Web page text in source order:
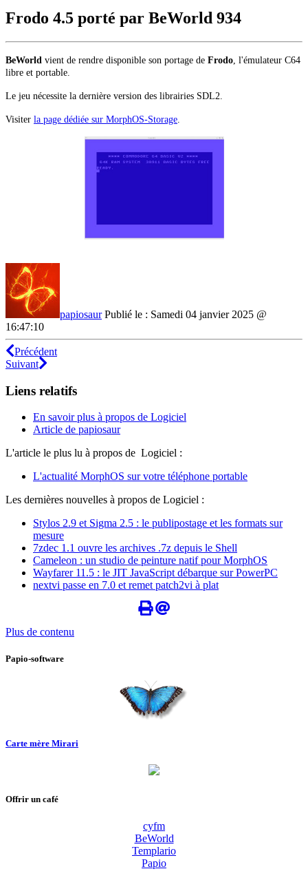
Frodo 4.5 porté par BeWorld 934
BeWorld vient de rendre disponible son portage de Frodo , l'émulateur C64
libre et portable.
Le jeu nécessite la dernière version des librairies SDL2.
Visiter la page dédiée sur MorphOS-Storage
papiosaurPublié le : Samedi 04 janvier 2025 @
16:47:10
Précédent
Suivant
Liens relatifs
En savoir plus à propos de Logiciel
Article de papiosaur
L'article le plus lu à propos de Logiciel :
L'actualité MorphOS sur votre téléphone portable
Les dernières nouvelles à propos de Logiciel :
Stylos 2.9 et Sigma 2.5 : le publipostage et les formats sur
mesure
7zdec 1.1 ouvre les archives .7z depuis le Shell
Cameleon : un studio de peinture natif pour MorphOS
Wayfarer 11.5 : le JIT JavaScript débarque sur PowerPC
nextvi passe en 7.0 et remet patch2vi à plat
Plus de contenu
Papio-software
Carte mère Mirari
Offrir un café
cyfm
BeWorld
Templario
Papio